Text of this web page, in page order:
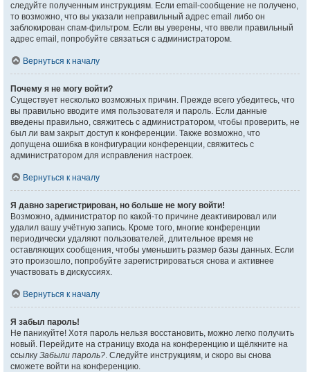
следуйте полученным инструкциям. Если email-сообщение не получено,
то возможно, что вы указали неправильный адрес email либо он
заблокирован спам-фильтром. Если вы уверены, что ввели правильный
адрес email, попробуйте связаться с администратором.
Вернуться к началу
Почему я не могу войти?
Существует несколько возможных причин. Прежде всего убедитесь, что
вы правильно вводите имя пользователя и пароль. Если данные
введены правильно, свяжитесь с администратором, чтобы проверить, не
был ли вам закрыт доступ к конференции. Также возможно, что
допущена ошибка в конфигурации конференции, свяжитесь с
администратором для исправления настроек.
Вернуться к началу
Я давно зарегистрирован, но больше не могу войти!
Возможно, администратор по какой-то причине деактивировал или
удалил вашу учётную запись. Кроме того, многие конференции
периодически удаляют пользователей, длительное время не
оставляющих сообщения, чтобы уменьшить размер базы данных. Если
это произошло, попробуйте зарегистрироваться снова и активнее
участвовать в дискуссиях.
Вернуться к началу
Я забыл пароль!
Не паникуйте! Хотя пароль нельзя восстановить, можно легко получить
новый. Перейдите на страницу входа на конференцию и щёлкните на
ссылку Забыли пароль?. Следуйте инструкциям, и скоро вы снова
сможете войти на конференцию.